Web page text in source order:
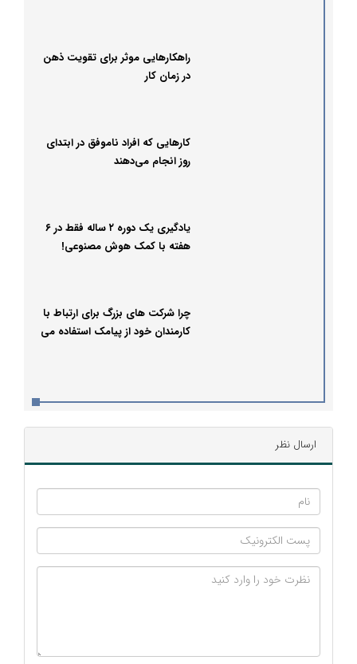
راهکارهایی موثر برای تقویت ذهن
در زمان کار
کارهایی که افراد ناموفق در ابتدای
روز انجام می‌دهند
یادگیری یک دوره ۲ ساله فقط در ۶
هفته با کمک هوش مصنوعی!
چرا شرکت های بزرگ برای ارتباط با
کارمندان خود از پیامک استفاده می
ارسال نظر